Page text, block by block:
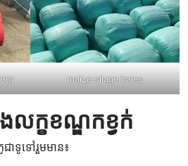
ក្រ maize silage bales
លក្ខខណ្ឌកខ្វក់
ាទូទៅរួមមាន៖